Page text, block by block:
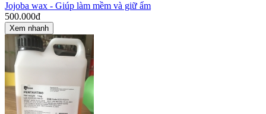
Jojoba wax - Giúp làm mềm và giữ ẩm
500.000đ
Xem nhanh